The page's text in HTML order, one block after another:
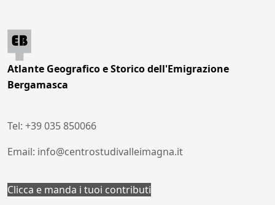
Atlante Geografico e Storico dell'Emigrazione
Bergamasca
Tel: +39 035 850066
Email: info@centrostudivalleimagna.it
Clicca e manda i tuoi contributi